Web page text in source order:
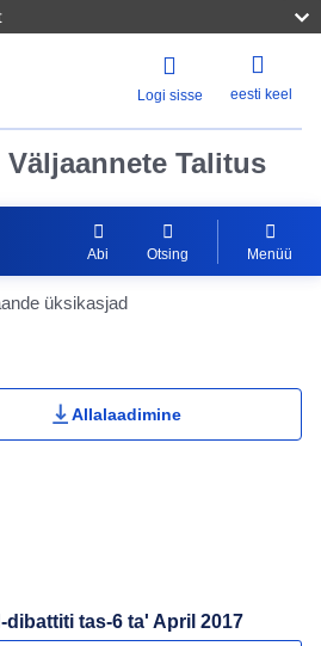
Logi sisse eesti keel
Talitus
Abi Otsing Menüü
üksikasjad
Actions Portlet
Allalaadimine
tas-6 ta' April 2017